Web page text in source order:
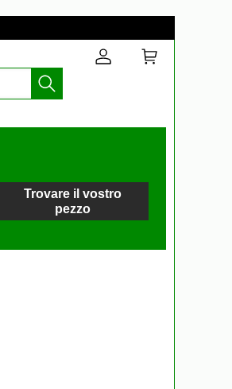
Trovare il vostro
pezzo